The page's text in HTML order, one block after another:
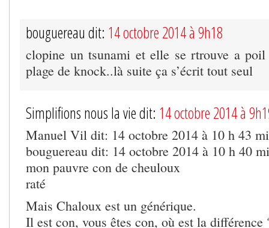
bouguereau dit: 14 octobre 2014 à 9h18
clopine un tsunami et elle se rtrouve a
plage de knock..là suite ça s’écrit tout seul
Simplifions nous la vie dit: 14 octobre 2014 à
Manuel Vil dit: 14 octobre 2014 à 10 h 43
bouguereau dit: 14 octobre 2014 à 10 h 40 mi
mon pauvre con de cheuloux
raté
Mais Chaloux est un générique.
Il est con, vous êtes con, où est la différence